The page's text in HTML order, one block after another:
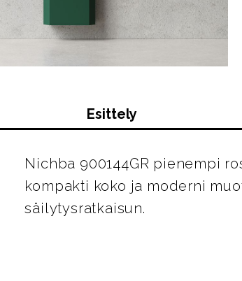
Esittely
Nichba 900144GR pienempi
kompakti koko ja moderni
säilytysratkaisun.